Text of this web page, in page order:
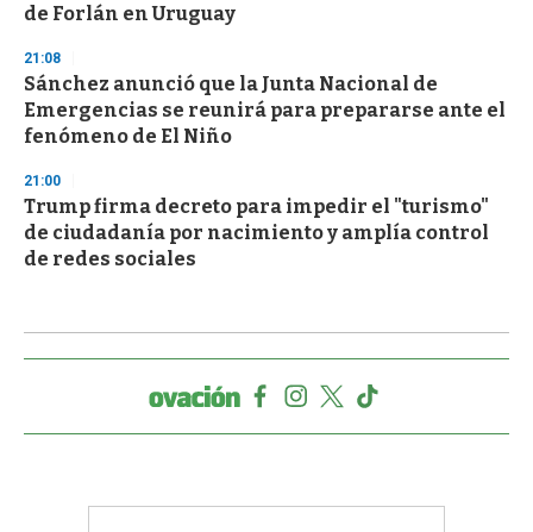
de Forlán en Uruguay
21:08
Sánchez anunció que la Junta Nacional de
Emergencias se reunirá para prepararse ante el
fenómeno de El Niño
21:00
Trump firma decreto para impedir el "turismo"
de ciudadanía por nacimiento y amplía control
de redes sociales